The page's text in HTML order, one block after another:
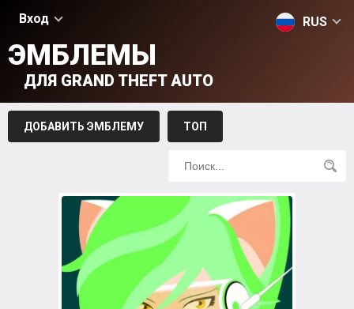
Вход RUS
ЭМБЛЕМЫ
ДЛЯ GRAND THEFT AUTO
ДОБАВИТЬ ЭМБЛЕМУ ТОП